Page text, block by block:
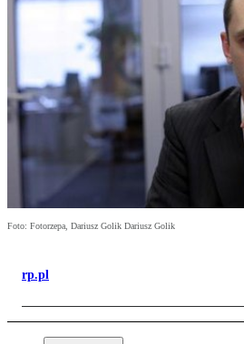
Foto: Fotorzepa, Dariusz Golik Dariusz Golik
rp.pl